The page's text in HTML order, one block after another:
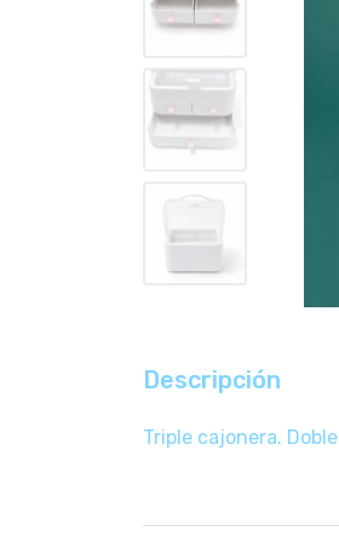
Descripción
Triple cajonera. Doble